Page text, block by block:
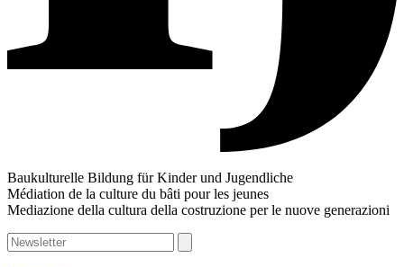
Baukulturelle Bildung für Kinder und Jugendliche
Médiation de la culture du bâti pour les jeunes
Mediazione della cultura della costruzione per le nuove generazioni